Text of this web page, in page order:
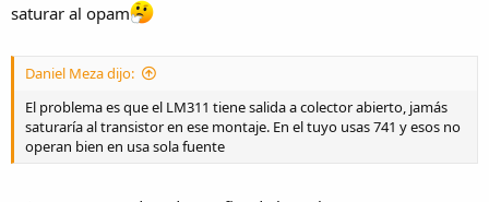
saturar al opam
Daniel Meza dijo:
El problema es que el LM311 tiene salida a colector abierto, jamás
saturaría al transistor en ese montaje. En el tuyo usas 741 y esos no
operan bien en usa sola fuente